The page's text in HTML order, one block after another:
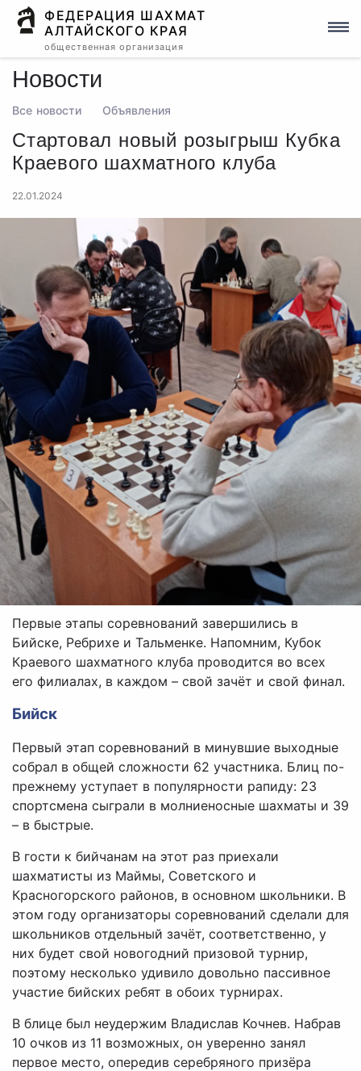
ФЕДЕРАЦИЯ ШАХМАТ
АЛТАЙСКОГО КРАЯ
общественная организация
Новости
Все новости Объявления
Стартовал новый розыгрыш Кубка
Краевого шахматного клуба
22.01.2024
Первые этапы соревнований завершились в
Бийске, Ребрихе и Тальменке. Напомним, Кубок
Краевого шахматного клуба проводится во всех
его филиалах, в каждом – свой зачёт и свой финал.
Бийск
Первый этап соревнований в минувшие выходные
собрал в общей сложности 62 участника. Блиц по-
прежнему уступает в популярности рапиду: 23
спортсмена сыграли в молниеносные шахматы и 39
– в быстрые.
В гости к бийчанам на этот раз приехали
шахматисты из Маймы, Советского и
Красногорского районов, в основном школьники. В
этом году организаторы соревнований сделали для
школьников отдельный зачёт, соответственно, у
них будет свой новогодний призовой турнир,
поэтому несколько удивило довольно пассивное
участие бийских ребят в обоих турнирах.
В блице был неудержим Владислав Кочнев. Набрав
10 очков из 11 возможных, он уверенно занял
первое место, опередив серебряного призёра